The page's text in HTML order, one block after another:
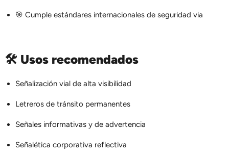
🎯 Cumple estándares internacionales de seguridad via
🛠️ Usos recomendados
Señalización vial de alta visibilidad
Letreros de tránsito permanentes
Señales informativas y de advertencia
Señalética corporativa reflectiva